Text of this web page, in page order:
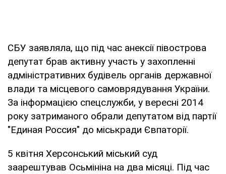
СБУ заявляла, що під час анексії півострова
депутат брав активну участь у захопленні
адміністративних будівель органів державної
влади та місцевого самоврядування України.
За інформацією спецслужби, у вересні 2014
року затриманого обрали депутатом від партії
"Единая Россия" до міськради Євпаторії.
5 квітня Херсонський міський суд
заарештував Осьмініна на два місяці. Під час